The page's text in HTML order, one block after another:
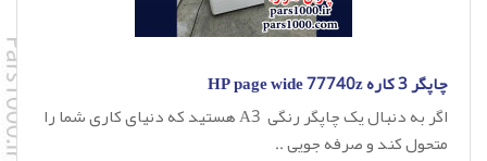
چاپگر 3 کاره HP page wide 77740z
اگر به دنبال یک چاپگر رنگی A3 هستید که دنیای کاری شما را
متحول کند و صرفه جویی ..